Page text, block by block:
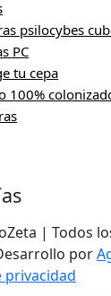
psilocybes
PC
tu cepa
100%
| Todos
por
privacidad